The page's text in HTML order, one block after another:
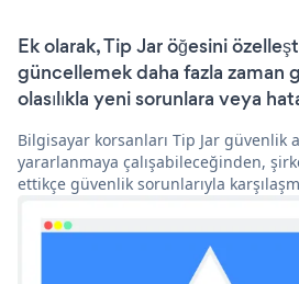
Ek olarak, Tip Jar öğesini
güncellemek daha fazla zaman
olasılıkla yeni sorunlara veya
Bilgisayar korsanları Tip Jar güvenlik
yararlanmaya çalışabileceğinden,
ettikçe güvenlik sorunlarıyla